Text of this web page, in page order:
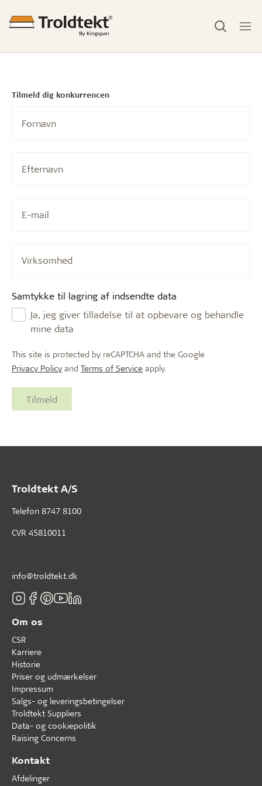
Tilmeld dig konkurrencen
Fornavn
Efternavn
E-mail
Virksomhed
Samtykke til lagring af indsendte data
Ja, jeg giver tilladelse til at opbevare og behandle
mine data
This site is protected by reCAPTCHA and the Google
Privacy Policy and Terms of Service apply.
Troldtekt A/S
Telefon 8747 8100
CVR 45810011
info@troldtekt.dk
Om os
CSR
Karriere
Historie
Priser og udmærkelser
Impressum
Salgs- og leveringsbetingelser
Troldtekt Suppliers
Data- og cookiepolitik
Raising Concerns
Kontakt
Afdelinger